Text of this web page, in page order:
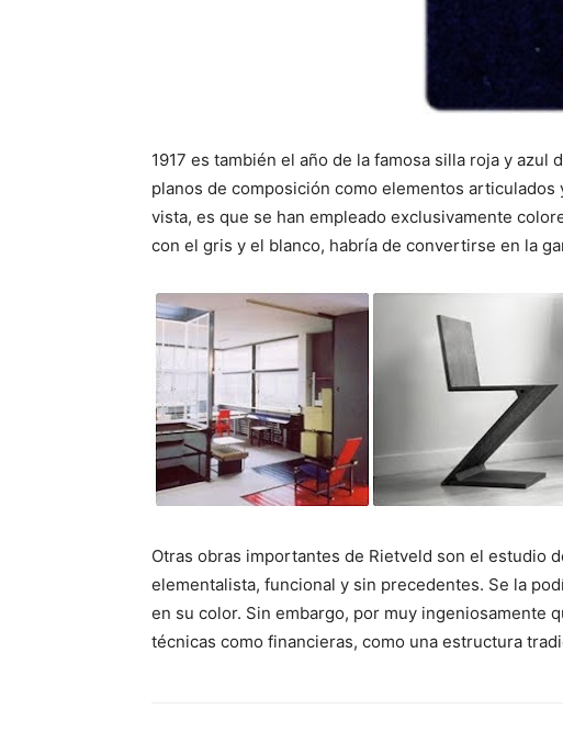
1917 es también el año de la famosa silla roja y
planos de composición como elementos
vista, es que se han empleado exclusivamente
con el gris y el blanco, habría de convertirse en la
Otras obras importantes de Rietveld son el estudio
elementalista, funcional y sin precedentes. Se la
en su color. Sin embargo, por muy ingeniosamente
técnicas como financieras, como una estructura